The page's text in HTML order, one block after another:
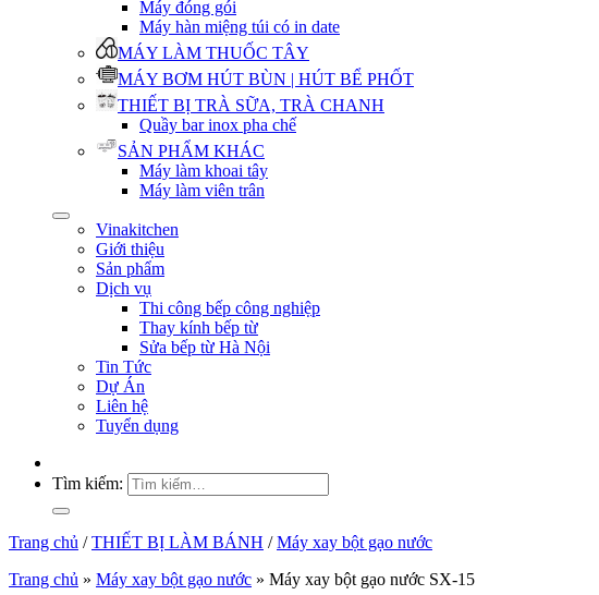
Máy đóng gói
Máy hàn miệng túi có in date
MÁY LÀM THUỐC TÂY
MÁY BƠM HÚT BÙN | HÚT BỂ PHỐT
THIẾT BỊ TRÀ SỮA, TRÀ CHANH
Quầy bar inox pha chế
SẢN PHẨM KHÁC
Máy làm khoai tây
Máy làm viên trân
Vinakitchen
Giới thiệu
Sản phẩm
Dịch vụ
Thi công bếp công nghiệp
Thay kính bếp từ
Sửa bếp từ Hà Nội
Tin Tức
Dự Án
Liên hệ
Tuyển dụng
Tìm kiếm:
Trang chủ / THIẾT BỊ LÀM BÁNH / Máy xay bột gạo nước
Trang chủ » Máy xay bột gạo nước » Máy xay bột gạo nước SX-15